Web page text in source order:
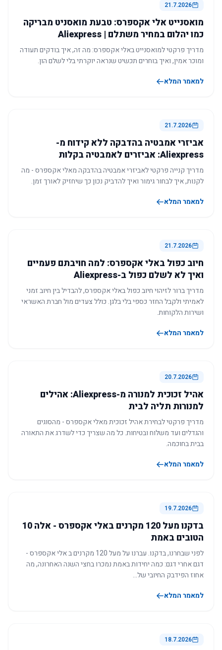
21.7.2026
מואסנייט אלי אקספרס: טבעת מואסניט מבריקה
כמו יהלום במחיר משתלם | Aliexpress
מדריך פרקטי למואסנייט באלי אקספרס: מה זה, איך בודקים תעודה
ומוכר אמין, ואיך בוחרים תכשיט שנראה יוקרתי בלי לשלם הון.
למאמר המלא
21.7.2026
אביזרי אמבטיה בהדבקה ללא קידוח מ-
Aliexpress: אביזרים לאמבטיה בקלות
מדריך קנייה פרקטי לאביזרי אמבטיה בהדבקה מאלי אקספרס - מה
לקנות, איך לבחור גימור ואיך להדביק נכון כך שיחזיק לאורך זמן.
למאמר המלא
21.7.2026
חיוב כפול באלי אקספרס: למה חויבתם פעמיים
ואיך לא לשלם כפול ב-Aliexpress
מדריך ברור לזיהוי חיוב כפול באלי אקספרס, להבדיל בין חיוב זמני
לאמיתי ולקבל החזר כספי בלי בלגן. כולל צעדים מול חברת האשראי
ושירות הלקוחות.
למאמר המלא
20.7.2026
אהיל זכוכית למנורה מ-Aliexpress: אהילים
למנורות תליה לבית
מדריך פרקטי לבחירת אהיל זכוכית מאלי אקספרס - מהסוגים
והגדלים ועד משלוח ובטיחות. כל מה שצריך כדי לשדרג את התאורה
בבית בחוכמה.
למאמר המלא
19.7.2026
בדקנו מעל 120 מקרנים באלי אקספרס - אלה 10
הטובים באמת
לפני שבחרנו, בדקנו. עברנו על מעל 120 מקרנים ב אלי אקספרס -
דגם אחרי דגם: כמה יחידות באמת נמכרו בחצי השנה האחרונה, מה
אחוז הפידבק החיובי של…
למאמר המלא
18.7.2026